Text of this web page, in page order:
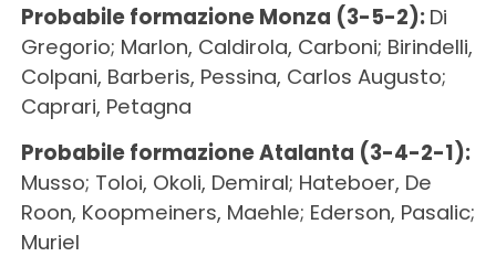
Probabile formazione Monza (3-5-2): Di
Gregorio; Marlon, Caldirola, Carboni; Birindelli,
Colpani, Barberis, Pessina, Carlos Augusto;
Caprari, Petagna
Probabile formazione Atalanta (3-4-2-1):
Musso; Toloi, Okoli, Demiral; Hateboer, De
Roon, Koopmeiners, Maehle; Ederson, Pasalic;
Muriel